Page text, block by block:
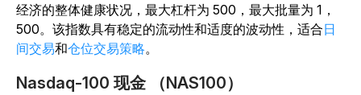
经济的整体健康状况，最大杠杆为 500，最大批量为 1，
500。该指数具有稳定的流动性和适度的波动性，适合日
间交易和仓位交易策略。
Nasdaq-100 现金 （NAS100）